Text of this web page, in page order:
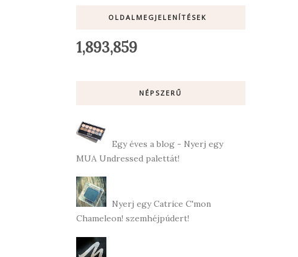
OLDALMEGJELENÍTÉSEK
1,893,859
NÉPSZERŰ
Egy éves a blog - Nyerj egy
MUA Undressed palettát!
Nyerj egy Catrice C'mon
Chameleon! szemhéjpúdert!